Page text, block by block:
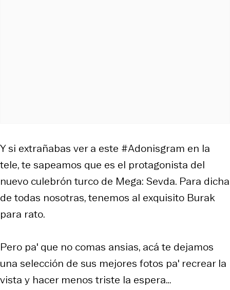
Y si extrañabas ver a este #Adonisgram en la
tele, te sapeamos que es el protagonista del
nuevo culebrón turco de Mega: Sevda. Para dicha
de todas nosotras, tenemos al exquisito Burak
para rato.
Pero pa' que no comas ansias, acá te dejamos
una selección de sus mejores fotos pa' recrear la
vista y hacer menos triste la espera…